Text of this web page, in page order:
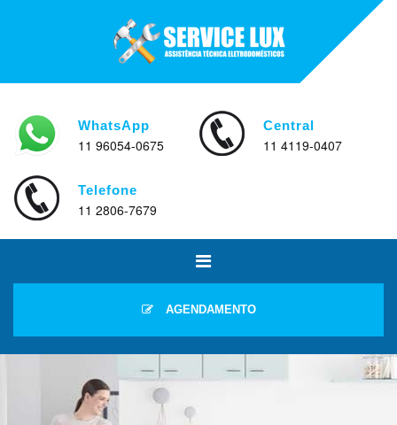
WhatsApp
11 96054-0675
Central
11 4119-0407
Telefone
11 2806-7679
AGENDAMENTO